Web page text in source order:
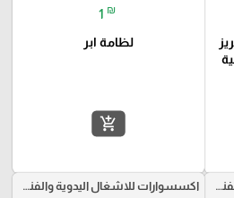
1 ₪
لظامة ابر
add_shopping_cart
اكسسوارات للاشغال اليدوية والفنون اكسسوارات للاشغال اليدوية والفنون